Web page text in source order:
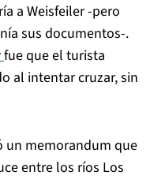
a Weisfeiler -pero
sus documentos-.
fue que el turista
al intentar cruzar, sin
un memorandum que
entre los ríos Los